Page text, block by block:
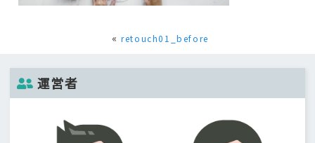
«retouch01_before
運営者